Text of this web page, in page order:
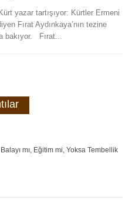
yazar tartışıyor: Kürtler Ermeni
Fırat Aydınkaya’nın tezine
bakıyor. Fırat...
mı, Eğitim mi, Yoksa Tembellik